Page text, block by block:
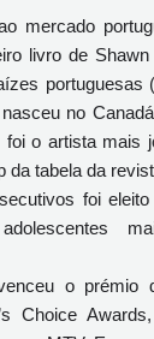
mercado
livro de
portuguesas
no
foi o artista mais
da tabela da
foi
o prémio
Choice